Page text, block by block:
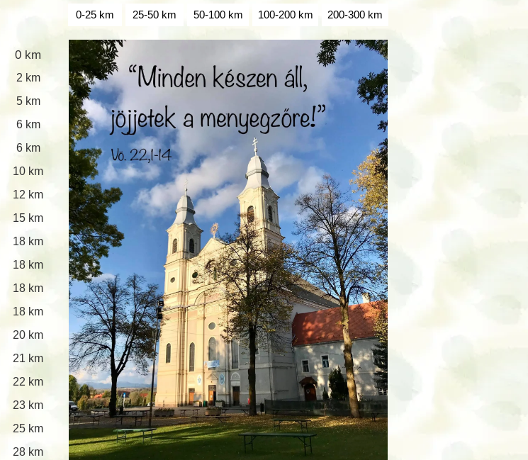
0 km
2 km
5 km
6 km
6 km
10 km
12 km
15 km
18 km
18 km
18 km
18 km
20 km
21 km
22 km
23 km
25 km
28 km
0-25 km 25-50 km 50-100 km 100-200 km 200-300 km